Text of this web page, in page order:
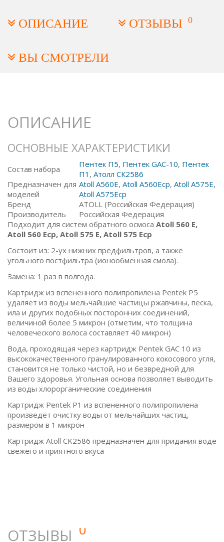
ОПИСАНИЕ ОТЗЫВЫ 0
ВЫ СМОТРЕЛИ
ОПИСАНИЕ
ОСНОВНЫЕ ХАРАКТЕРИСТИКИ
Состав набора Пентек П5, Пентек GAC-10, Пентек
П1 , Атолл СК2586
Предназначен для
моделей
Atoll A560E, Atoll A560Ecp, Atoll A575E,
Atoll A575Ecp
Бренд
ATOLL (Российская Федерация)
Производитель
Российская Федерация
Подходит для систем обратного осмоса Atoll 560 E,
Atoll 560 Ecp, Atoll 575 E, Atoll 575 Ecp
Состоит из: 2-ух нижних предфильтров, а также
угольного постфильтра (ионообменная смола).
Замена: 1 раз в полгода.
Картридж из вспененного полипропилена Pentek P5
удаляет из воды мельчайшие частицы ржавчины, песка,
ила и других подобных посторонних соединений,
величиной более 5 микрон (отметим, что толщина
человеческого волоса составляет 40 микрон)
Вода, проходящая через картридж Pentek GAC 10 из
высококачественного гранулированного кокосового угля,
становится не только чистой, но и безвредной для
Вашего здоровья. Угольная основа позволяет выводить
из воды хлорорганические соединения
Картридж Pentek P1 из вспененного полипропилена
произведёт очистку воды от мельчайших частиц,
размером в 1 микрон
Картридж Atoll CK2586 предназначен для придания воде
свежего и приятного вкуса
ОТЗЫВЫ 0